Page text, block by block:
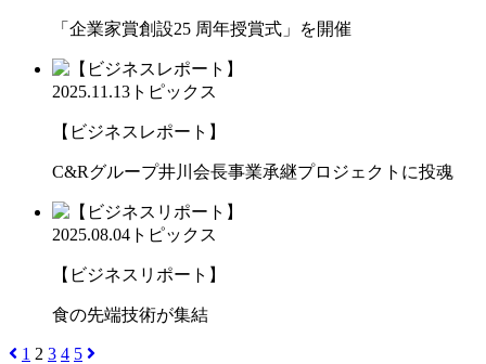
「企業家賞創設25 周年授賞式」を開催
2025.11.13 トピックス
【ビジネスレポート】
C&Rグループ井川会長事業承継プロジェクトに投魂
2025.08.04 トピックス
【ビジネスリポート】
食の先端技術が集結
1 2 3 4 5